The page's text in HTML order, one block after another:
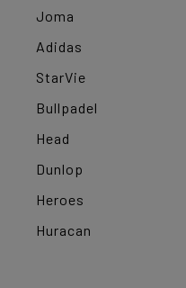
Joma
Adidas
StarVie
Bullpadel
Head
Dunlop
Heroes
Huracan